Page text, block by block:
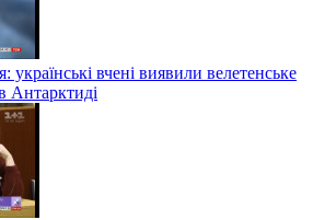
українські вчені виявили велетенське
Антарктиді